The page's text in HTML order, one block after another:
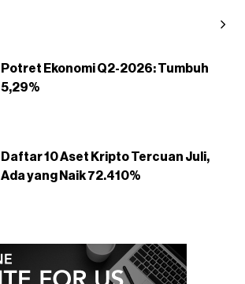
Potret Ekonomi Q2-2026: Tumbuh
5,29%
Daftar 10 Aset Kripto Tercuan Juli,
Ada yang Naik 72.410%